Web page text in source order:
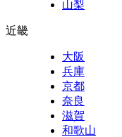
山梨
近畿
大阪
兵庫
京都
奈良
滋賀
和歌山